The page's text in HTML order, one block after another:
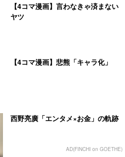
【4コマ漫画】言わなきゃ済まない
ヤツ
【4コマ漫画】悲熊「キャラ化」
西野亮廣「エンタメ×お金」の軌跡
AD(FINCHI on GOETHE)